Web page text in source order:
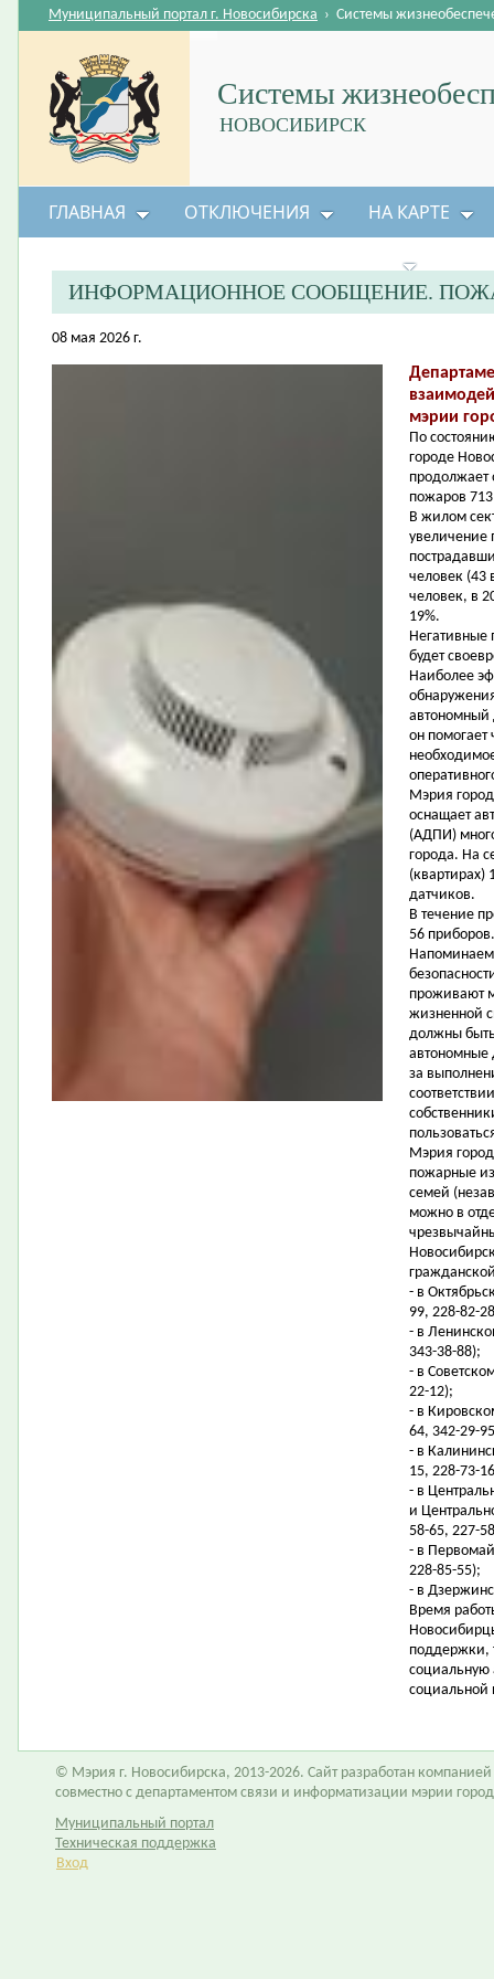
Системы
НОВОСИБИРСК
Муниципальный портал г. Новосибирска › Системы
ГЛАВНАЯ ОТКЛЮЧЕНИЯ НА КАРТЕ
ИНФОРМАЦИОННОЕ СООБЩЕНИЕ.
08 мая 2026 г.
мэрии
По
городе
продолжает
пожаров
В жилом
увеличение
человек (43
человек, в
19%.
Негативные
будет
Наиболее
он помогает
Мэрия
оснащает
(АДПИ)
города. На
(квартирах)
датчиков.
В течение
56 приборов.
проживают
жизненной
должны
автономные
за
Мэрия
пожарные
семей
можно в
- в
99, 228-82-
- в
343-38-88);
- в
22-12);
- в
64, 342-29-
- в
15, 228-73-
- в
и
58-65, 227-
- в
228-85-55);
- в
Время
поддержки,
социальную
социальной
© Мэрия г. Новосибирска, 2013-2026. Сайт разработан компанией
совместно с департаментом связи и информатизации мэрии
Муниципальный портал
Техническая поддержка
Вход